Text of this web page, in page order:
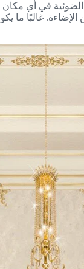
في أي
الإضاءة.